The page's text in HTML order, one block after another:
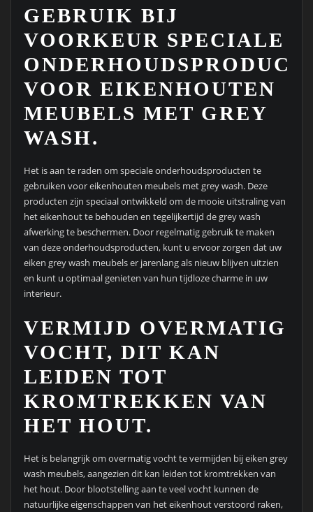
GEBRUIK BIJ
VOORKEUR SPECIALE
VOOR EIKENHOUTEN
MEUBELS MET GREY
WASH.
Het is aan te raden om speciale onderhoudsproducten te
gebruiken voor eikenhouten meubels met grey wash. Deze
producten zijn speciaal ontwikkeld om de mooie uitstraling van
het eikenhout te behouden en tegelijkertijd de grey wash
afwerking te beschermen. Door regelmatig gebruik te maken
van deze onderhoudsproducten, kunt u ervoor zorgen dat uw
eiken grey wash meubels er jarenlang als nieuw blijven uitzien
en kunt u optimaal genieten van hun tijdloze charme in uw
interieur.
VERMIJD OVERMATIG
VOCHT, DIT KAN
LEIDEN TOT
KROMTREKKEN VAN
HET HOUT.
Het is belangrijk om overmatig vocht te vermijden bij eiken grey
wash meubels, aangezien dit kan leiden tot kromtrekken van
het hout. Door blootstelling aan te veel vocht kunnen de
natuurlijke eigenschappen van het eikenhout verstoord raken,